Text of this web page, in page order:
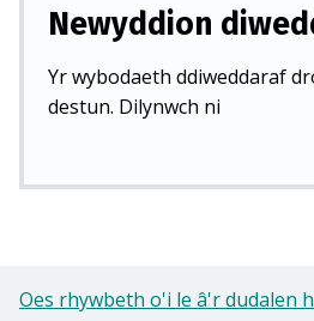
Newyddion
Yr wybodaeth ddiweddaraf
destun. Dilynwch ni
Oes rhywbeth o'i le â'r dudalen